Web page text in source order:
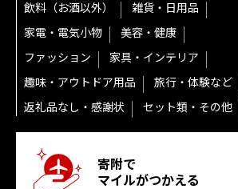
飲料（お酒以外）
雑貨・日用品
家電・電気小物
美容・健康
ファッション
家具・インテリア
趣味・アウトドア用品
旅行・体験など
返礼品なし・感謝状
セット類・その他
寄附で
マイルがつかえる